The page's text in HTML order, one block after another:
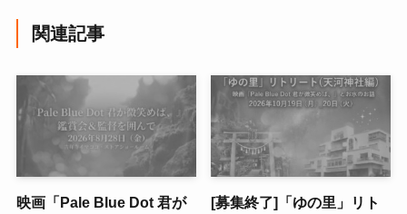
関連記事
映画「Pale Blue Dot 君が
[募集終了]「ゆの里」リト